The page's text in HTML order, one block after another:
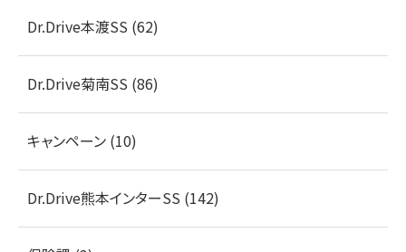
Dr.Drive本渡SS (62)
Dr.Drive菊南SS (86)
キャンペーン (10)
Dr.Drive熊本インターSS (142)